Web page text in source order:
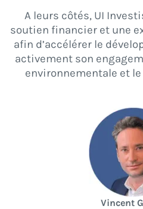
A leurs côtés, UI
soutien financier et une
afin d’accélérer le
activement son
environnementale et
Vincent